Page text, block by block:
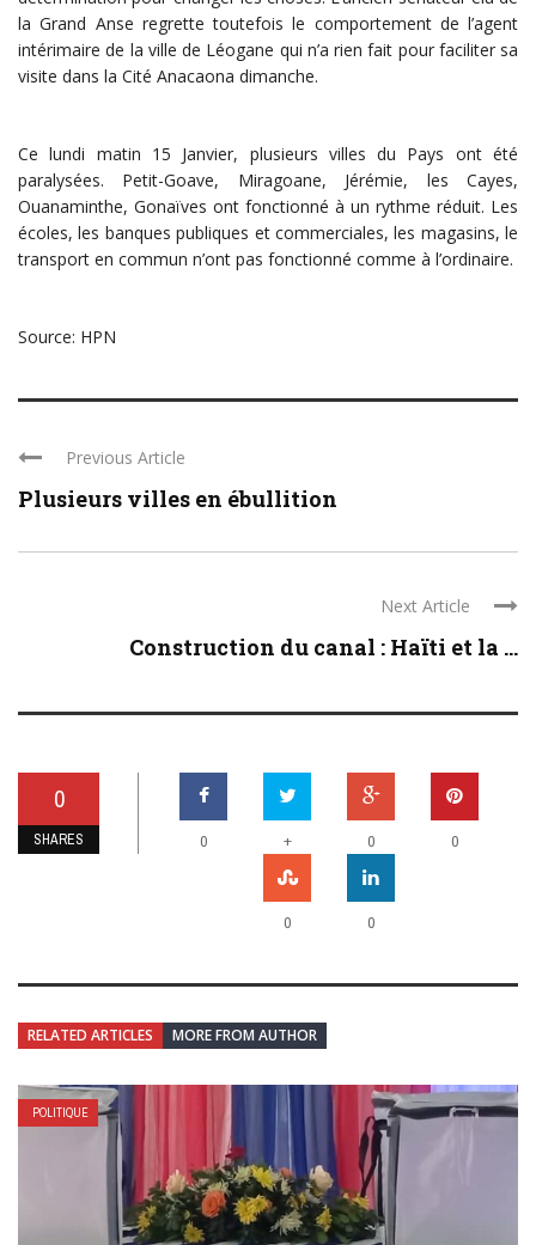
la Grand Anse regrette toutefois le comportement de l’agent
intérimaire de la ville de Léogane qui n’a rien fait pour faciliter sa
visite dans la Cité Anacaona dimanche.
Ce lundi matin 15 Janvier, plusieurs villes du Pays ont été
paralysées. Petit-Goave, Miragoane, Jérémie, les Cayes,
Ouanaminthe, Gonaïves ont fonctionné à un rythme réduit. Les
écoles, les banques publiques et commerciales, les magasins, le
transport en commun n’ont pas fonctionné comme à l’ordinaire.
Source: HPN
Previous Article
Plusieurs villes en ébullition
Next Article
Construction du canal : Haïti et la ...
0
SHARES 0 + 0 0
0 0
RELATED ARTICLES MORE FROM AUTHOR
POLITIQUE